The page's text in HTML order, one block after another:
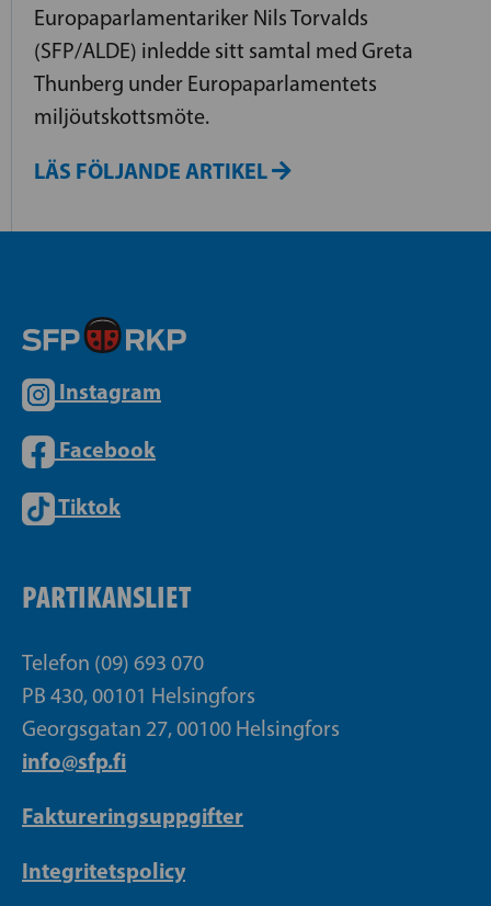
Europaparlamentariker Nils Torvalds
(SFP/ALDE) inledde sitt samtal med Greta
Thunberg under Europaparlamentets
miljöutskottsmöte.
LÄS FÖLJANDE ARTIKEL
Instagram
Facebook
Tiktok
PARTIKANSLIET
Telefon (09) 693 070
PB 430, 00101 Helsingfors
Georgsgatan 27, 00100 Helsingfors
info@sfp.fi
Faktureringsuppgifter
Integritetspolicy